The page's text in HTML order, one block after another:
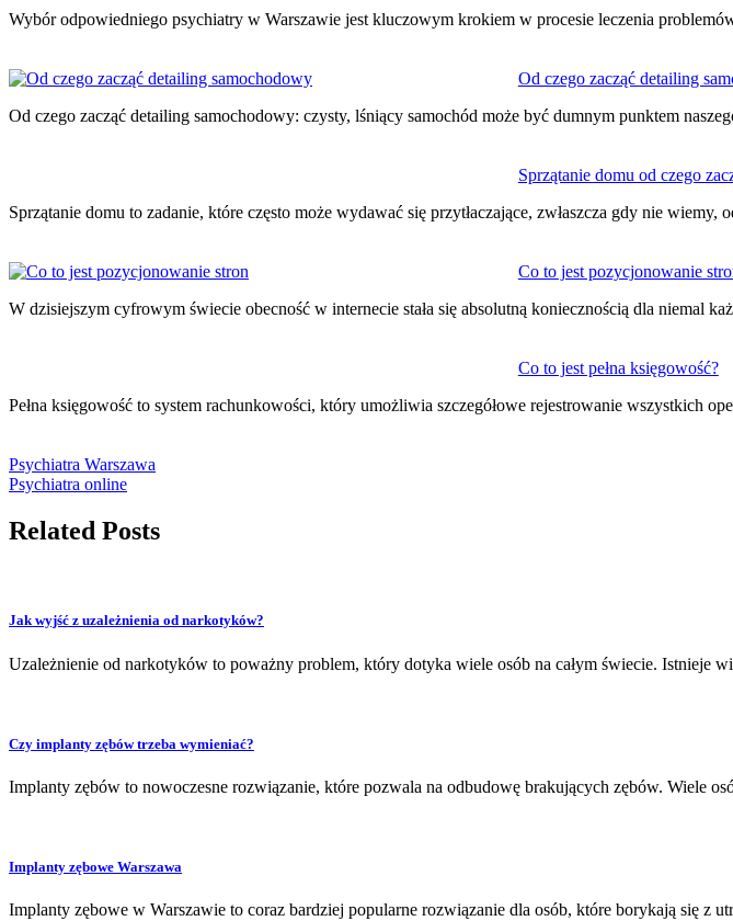
Wybór odpowiedniego psychiatry w Warszawie jest kluczowym krokiem w procesie leczenia
Od czego zacząć detailing
Od czego zacząć detailing samochodowy: czysty, lśniący samochód może być dumnym punktem
Sprzątanie domu od czego
Sprzątanie domu to zadanie, które często może wydawać się przytłaczające, zwłaszcza gdy nie wiemy,
Co to jest pozycjonowanie
W dzisiejszym cyfrowym świecie obecność w internecie stała się absolutną koniecznością dla niemal
Co to jest pełna księgowość?
Pełna księgowość to system rachunkowości, który umożliwia szczegółowe rejestrowanie wszystkich
wpisu
Psychiatra Warszawa
Psychiatra online
Related Posts
Jak wyjść z uzależnienia od narkotyków?
Uzależnienie od narkotyków to poważny problem, który dotyka wiele osób na całym świecie. Istnieje
Czy implanty zębów trzeba wymieniać?
Implanty zębów to nowoczesne rozwiązanie, które pozwala na odbudowę brakujących zębów. Wiele
Implanty zębowe Warszawa
Implanty zębowe w Warszawie to coraz bardziej popularne rozwiązanie dla osób, które borykają się z